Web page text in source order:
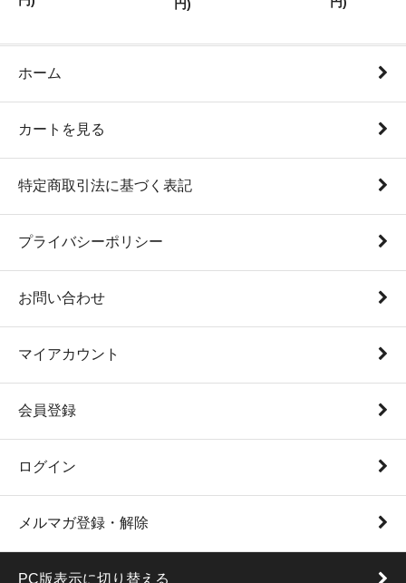
円)
ホーム
カートを見る
特定商取引法に基づく表記
プライバシーポリシー
お問い合わせ
マイアカウント
会員登録
ログイン
メルマガ登録・解除
PC版表示に切り替える